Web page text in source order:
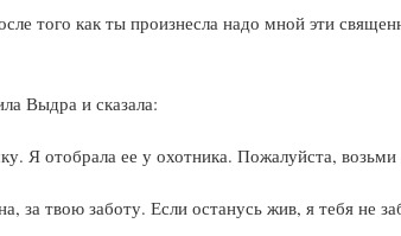
того как ты произнесла надо мной эти
Выдра и сказала:
Я отобрала ее у охотника. Пожалуйста, возьми
за твою заботу. Если останусь жив, я тебя не